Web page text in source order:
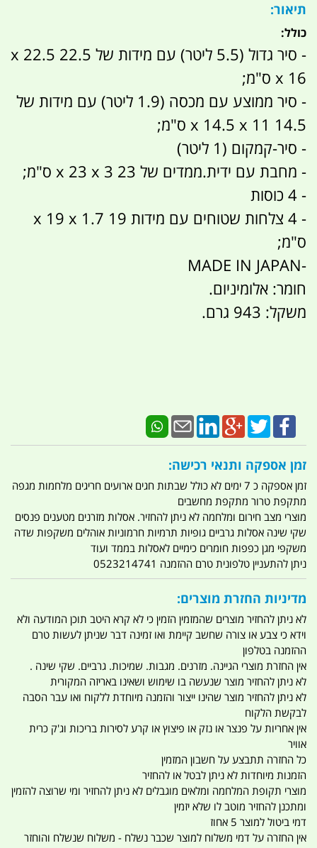
תיאור:
כולל:
- סיר גדול (5.5 ליטר) עם מידות של 22.5 x 22.5
x 16 ס"מ;
- סיר ממוצע עם מכסה (1.9 ליטר) עם מידות של
14.5 x 14.5 x 11 ס"מ;
- סיר-קמקום (1 ליטר)
- מחבת עם ידית.ממדים של 23 x 23 x 3 ס"מ;
- 4 כוסות
- 4 צלחות שטוחים עם מידות 19 x 19 x 1.7
ס"מ;
-
MADE IN JAPAN
חומר: אלומיניום.
משקל: 943 גרם.
זמן אספקה ותנאי רכישה:
זמן אספקה כ 7 ימים לא כולל שבתות חגים ארועים חריגים מלחמות מגפה
מתקפת טרור מתקפת מחשבים
מוצרי מצב חירום ומלחמה לא ניתן להחזיר. אסלות מזרנים מטענים פנסים
שקי שינה אסלות גרביים גופיות תרמיות חרמוניות אוהלים משקפות שדה
משקפי מגן כפפות חומרים כימיים לאסלות בממד ועוד
ניתן להתעניין טלפונית טרם ההזמנה 0523214741
מדיניות החזרת מוצרים:
לא ניתן להחזיר מוצרים שהמזמין הזמין כי לא קרא היטב תוכן המודעה ולא
וידא כי צבע או צורה שחשב קיימת ואו זמינה דבר שניתן לעשות טרם
ההזמנה בטלפון
אין החזרת מוצרי הגיינה. מזרנים. מגבות. שמיכות. גרביים. שקי שינה .
לא ניתן להחזיר מוצר שנעשה בו שימוש ושאינו באריזה המקורית
לא ניתן להחזיר מוצר שהינו ייצור והזמנה מיוחדת ללקוח ואו עבר הסבה
לבקשת הלקוח
אין אחריות על פנצר או נזק או פיצוץ או קרע לסירות בריכות וג'ק כרית
אוויר
כל החזרה תתבצע על חשבון המזמין
הזמנות מיוחדות לא ניתן לבטל או להחזיר
מוצרי תקופת המלחמה ומלאים מוגבלים לא ניתן להחזיר ומי שרוצה להזמין
ומתכנן להחזיר מוטב לו שלא יזמין
דמי ביטול למוצר 5 אחוז
אין החזרה על דמי משלוח למוצר שכבר נשלח - משלוח שנשלח והוחזר